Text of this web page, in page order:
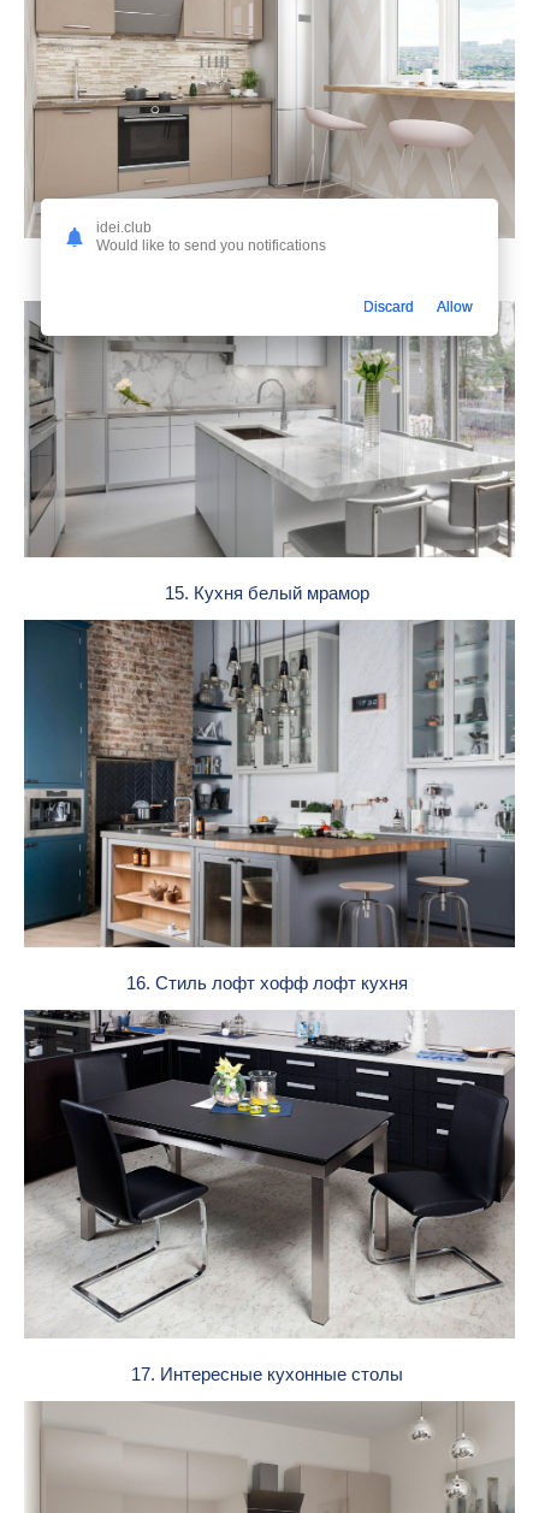
15. Кухня белый мрамор
16. Стиль лофт хофф лофт кухня
17. Интересные кухонные столы
idei.club
Would like to send you notifications
Discard Allow